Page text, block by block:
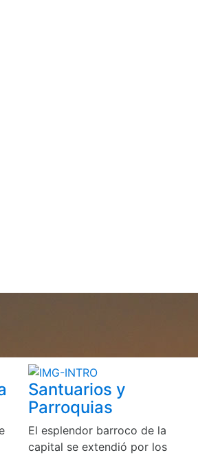
Santuarios y
Parroquias
El esplendor barroco de la
capital se extendió por los